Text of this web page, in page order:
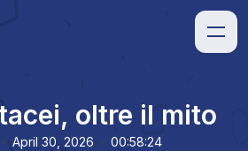
oltre il mito
• April 30, 2026 • 00:58:24